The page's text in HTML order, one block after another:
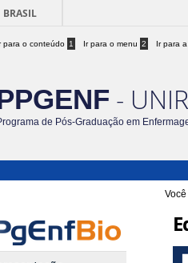
BRASIL
para o conteúdo 1 Ir para o menu 2 Ir para
-
de Pós-Graduação em